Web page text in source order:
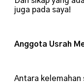
juga pada saya!
Anggota Usrah
Antara kelemahan